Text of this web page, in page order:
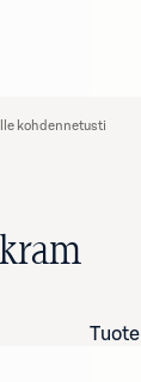
kohdennetusti